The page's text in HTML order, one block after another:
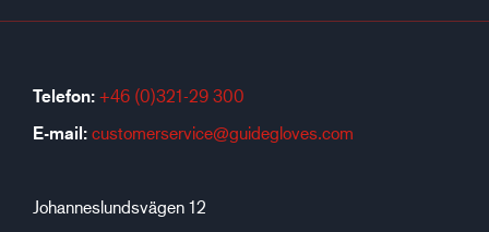
Telefon: +46 (0)321-29 300
E-mail: customerservice@guidegloves.com
Johanneslundsvägen 12